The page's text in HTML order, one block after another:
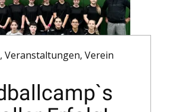
, Veranstaltungen, Verein